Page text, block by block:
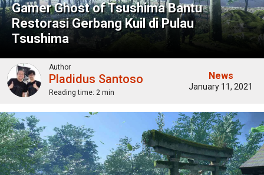
Gamer Ghost of Tsushima Bantu
Restorasi Gerbang Kuil di Pulau
Tsushima
Author
Pladidus Santoso
Reading time: 2 min
News
January 11, 2021